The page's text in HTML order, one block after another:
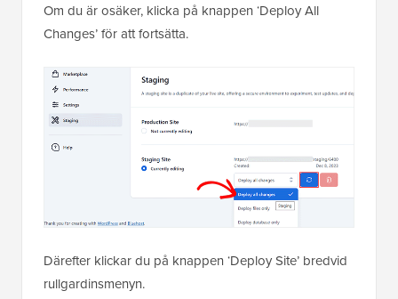
Om du är osäker, klicka på knappen ‘Deploy All
Changes’ för att fortsätta.
Därefter klickar du på knappen ‘Deploy Site’ bredvid
rullgardinsmenyn.